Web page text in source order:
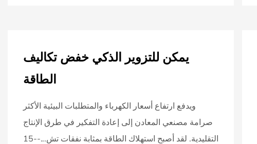
يمكن للتزوير الذكي خفض تكاليف
الطاقة
ويدفع ارتفاع أسعار الكهرباء والمتطلبات البيئية الأكثر
صرامة مصنعي المعادن إلى إعادة التفكير في طرق الإنتاج
التقليدية. لقد أصبح استهلاك الطاقة بمثابة نفقات تش...--15